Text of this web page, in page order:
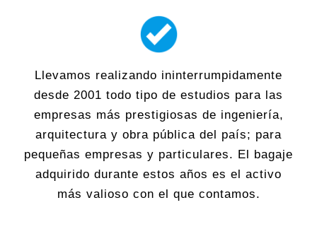
Llevamos realizando ininterrumpidamente
desde 2001 todo tipo de estudios para las
empresas más prestigiosas de ingeniería,
arquitectura y obra pública del país; para
pequeñas empresas y particulares. El bagaje
adquirido durante estos años es el activo
más valioso con el que contamos.